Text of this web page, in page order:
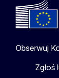
Obserwuj